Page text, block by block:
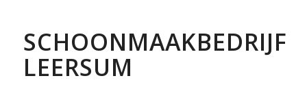
SCHOONMAAKBEDRIJF
LEERSUM